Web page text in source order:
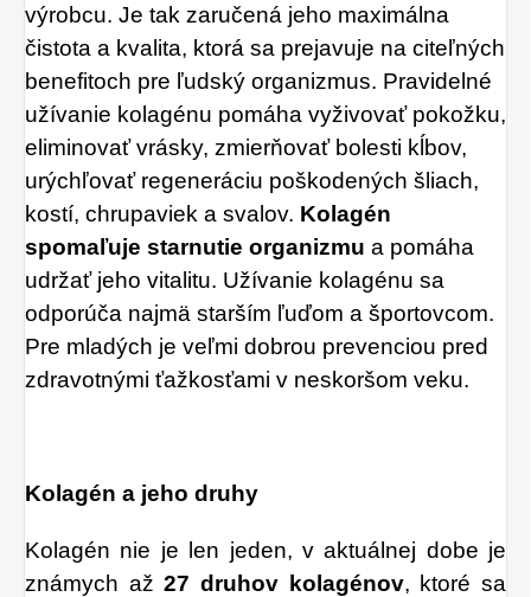
výrobcu. Je tak zaručená jeho maximálna
čistota a kvalita, ktorá sa prejavuje na citeľných
benefitoch pre ľudský organizmus. Pravidelné
užívanie kolagénu pomáha vyživovať pokožku,
eliminovať vrásky, zmierňovať bolesti kĺbov,
urýchľovať regeneráciu poškodených šliach,
kostí, chrupaviek a svalov. Kolagén
spomaľuje starnutie organizmu a pomáha
udržať jeho vitalitu. Užívanie kolagénu sa
odporúča najmä starším ľuďom a športovcom.
Pre mladých je veľmi dobrou prevenciou pred
zdravotnými ťažkosťami v neskoršom veku.
Kolagén a jeho druhy
Kolagén nie je len jeden, v aktuálnej dobe je
známych až27 druhov kolagénov, ktoré sa